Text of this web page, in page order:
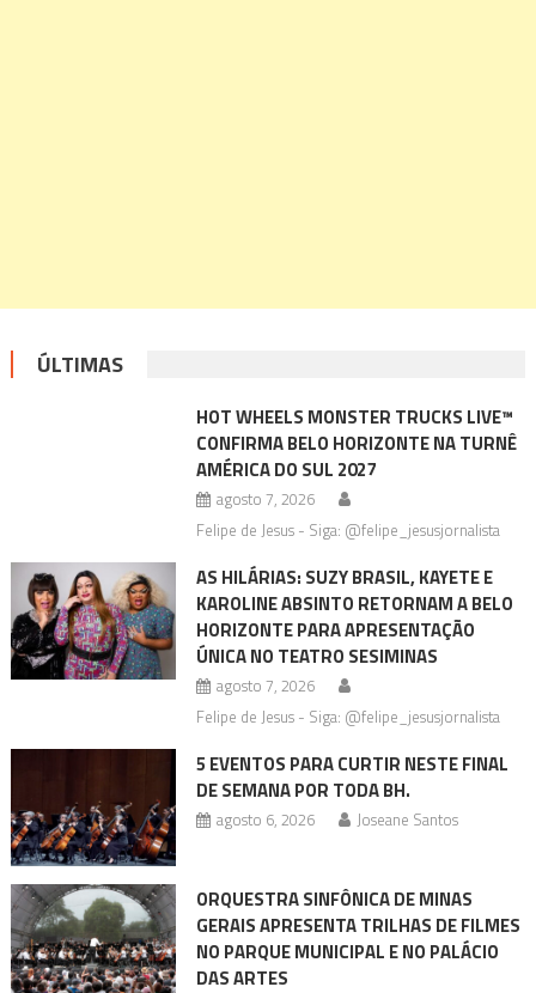
ÚLTIMAS
HOT WHEELS MONSTER TRUCKS LIVE™
CONFIRMA BELO HORIZONTE NA TURNÊ
AMÉRICA DO SUL 2027
agosto 7, 2026
Felipe de Jesus - Siga: @felipe_jesusjornalista
AS HILÁRIAS: SUZY BRASIL, KAYETE E
KAROLINE ABSINTO RETORNAM A BELO
HORIZONTE PARA APRESENTAÇÃO
ÚNICA NO TEATRO SESIMINAS
agosto 7, 2026
Felipe de Jesus - Siga: @felipe_jesusjornalista
5 EVENTOS PARA CURTIR NESTE FINAL
DE SEMANA POR TODA BH.
agosto 6, 2026 Joseane Santos
ORQUESTRA SINFÔNICA DE MINAS
GERAIS APRESENTA TRILHAS DE FILMES
NO PARQUE MUNICIPAL E NO PALÁCIO
DAS ARTES